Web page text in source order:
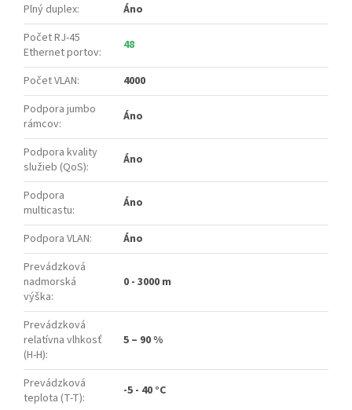
Plný duplex:
Áno
Počet RJ-45
Ethernet portov: 48
Počet VLAN:
4000
Podpora jumbo
rámcov: Áno
Podpora kvality
služieb (QoS): Áno
Podpora
multicastu: Áno
Podpora VLAN:
Áno
Prevádzková
nadmorská
výška:
0 - 3000 m
Prevádzková
relatívna vlhkosť
(H-H):
5 – 90 %
Prevádzková
teplota (T-T): -5 - 40 °C